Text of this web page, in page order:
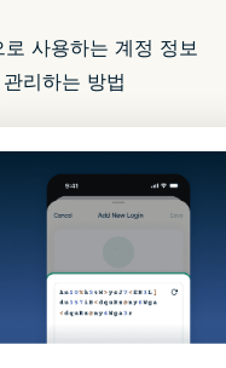
사용하는 계정 정보
리하는 방법